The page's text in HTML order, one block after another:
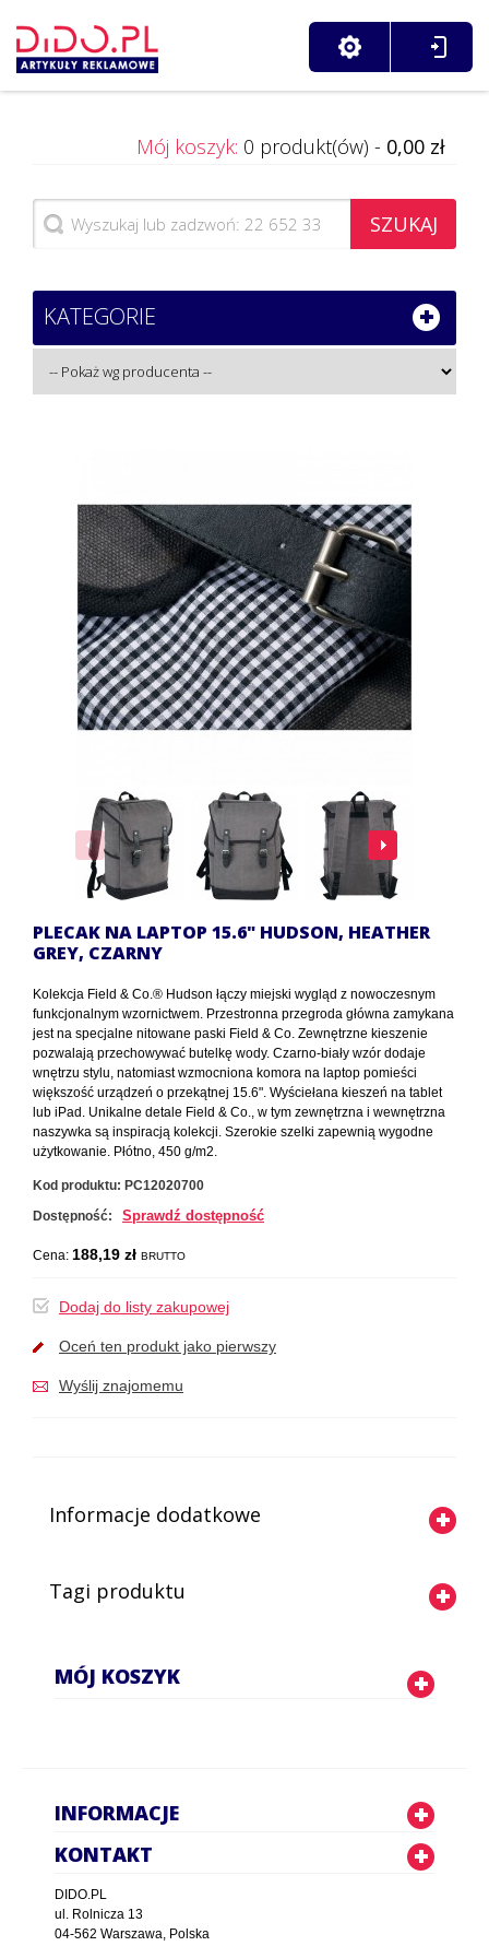
Mój koszyk: 0 produkt(ów) - 0,00 zł
SZUKAJ
KATEGORIE
PLECAK NA LAPTOP 15.6" HUDSON, HEATHER
GREY, CZARNY
Kolekcja Field & Co.® Hudson łączy miejski wygląd z nowoczesnym
funkcjonalnym wzornictwem. Przestronna przegroda główna zamykana
jest na specjalne nitowane paski Field & Co. Zewnętrzne kieszenie
pozwalają przechowywać butelkę wody. Czarno-biały wzór dodaje
wnętrzu stylu, natomiast wzmocniona komora na laptop pomieści
większość urządzeń o przekątnej 15.6". Wyściełana kieszeń na tablet
lub iPad. Unikalne detale Field & Co., w tym zewnętrzna i wewnętrzna
naszywka są inspiracją kolekcji. Szerokie szelki zapewnią wygodne
użytkowanie. Płótno, 450 g/m2.
Kod produktu: PC12020700
Dostępność:
Sprawdź dostępność
Cena: 188,19 zł BRUTTO
Dodaj do listy zakupowej
Oceń ten produkt jako pierwszy
Wyślij znajomemu
Informacje dodatkowe
Tagi produktu
MÓJ KOSZYK
INFORMACJE
KONTAKT
DIDO.PL
ul. Rolnicza 13
04-562 Warszawa, Polska